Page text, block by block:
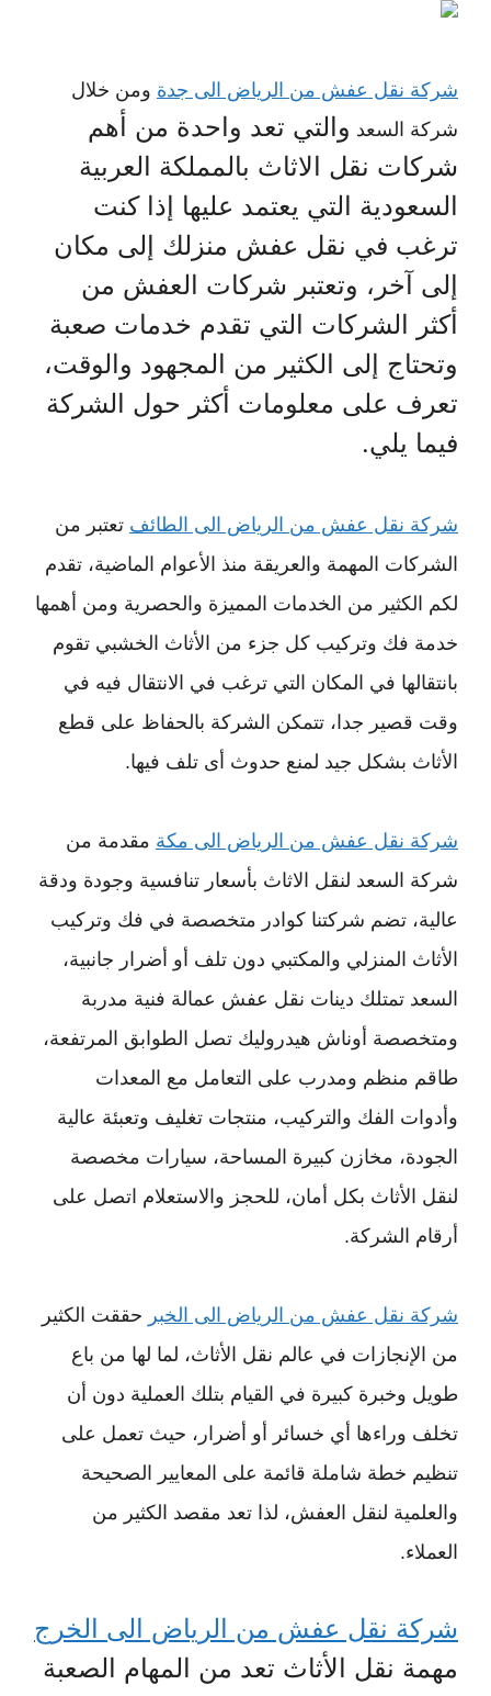
شركة نقل عفش من الرياض الى جدة ومن خلال
شركة السعد والتي تعد واحدة من أهم
شركات نقل الاثاث بالمملكة العربية
السعودية التي يعتمد عليها إذا كنت
ترغب في نقل عفش منزلك إلى مكان
إلى آخر، وتعتبر شركات العفش من
أكثر الشركات التي تقدم خدمات صعبة
وتحتاج إلى الكثير من المجهود والوقت،
تعرف على معلومات أكثر حول الشركة
فيما يلي.
شركة نقل عفش من الرياض الى الطائف تعتبر من
الشركات المهمة والعريقة منذ الأعوام الماضية، تقدم
لكم الكثير من الخدمات المميزة والحصرية ومن أهمها
خدمة فك وتركيب كل جزء من الأثاث الخشبي تقوم
بانتقالها في المكان التي ترغب في الانتقال فيه في
وقت قصير جدا، تتمكن الشركة بالحفاظ على قطع
الأثاث بشكل جيد لمنع حدوث أى تلف فيها.
شركة نقل عفش من الرياض الى مكة مقدمة من
شركة السعد لنقل الاثاث بأسعار تنافسية وجودة ودقة
عالية، تضم شركتنا كوادر متخصصة في فك وتركيب
الأثاث المنزلي والمكتبي دون تلف أو أضرار جانبية،
السعد تمتلك دينات نقل عفش عمالة فنية مدربة
ومتخصصة أوناش هيدروليك تصل الطوابق المرتفعة،
طاقم منظم ومدرب على التعامل مع المعدات
وأدوات الفك والتركيب، منتجات تغليف وتعبئة عالية
الجودة، مخازن كبيرة المساحة، سيارات مخصصة
لنقل الأثاث بكل أمان، للحجز والاستعلام اتصل على
أرقام الشركة.
شركة نقل عفش من الرياض الى الخبر حققت الكثير
من الإنجازات في عالم نقل الأثاث، لما لها من باع
طويل وخبرة كبيرة في القيام بتلك العملية دون أن
تخلف وراءها أي خسائر أو أضرار، حيث تعمل على
تنظيم خطة شاملة قائمة على المعايير الصحيحة
والعلمية لنقل العفش، لذا تعد مقصد الكثير من
العملاء.
شركة نقل عفش من الرياض الى الخرج
مهمة نقل الأثاث تعد من المهام الصعبة